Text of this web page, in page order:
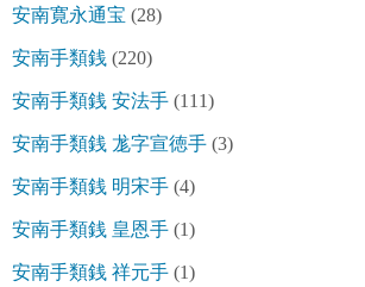
安南寛永通宝 (28)
安南手類銭 (220)
安南手類銭 安法手 (111)
安南手類銭 尨字宣徳手 (3)
安南手類銭 明宋手 (4)
安南手類銭 皇恩手 (1)
安南手類銭 祥元手 (1)